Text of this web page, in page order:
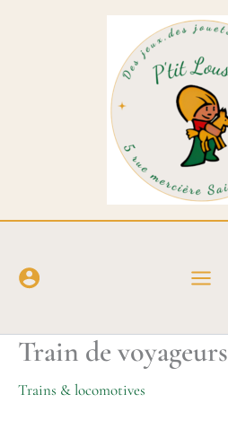
Train de voyageurs
Trains & locomotives